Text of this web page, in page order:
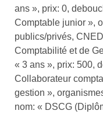
ans », prix: 0,
Comptable junior »,
publics/privés,
Comptabilité et de
« 3 ans », prix: 500,
Collaborateur
gestion »,
nom: « DSCG